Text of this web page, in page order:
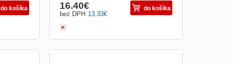
do košíka
13.33€
bez DPH
16.40€ do košíka